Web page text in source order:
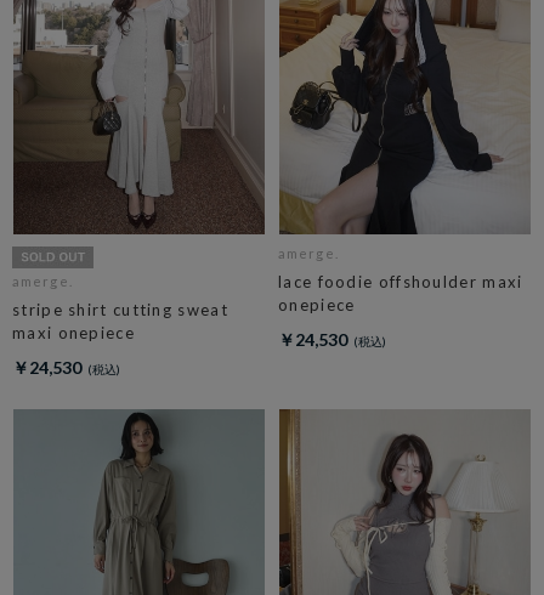
amerge.
stripe shirt cutting sweat
maxi onepiece
￥24,530
amerge.
lace foodie offshoulder maxi
onepiece
￥24,530